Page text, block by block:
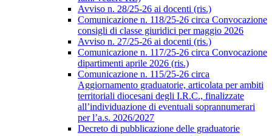
Avviso n. 28/25-26 ai docenti (ris.)
Comunicazione n. 118/25-26 circa Convocazione
consigli di classe giuridici per maggio 2026
Avviso n. 27/25-26 ai docenti (ris.)
Comunicazione n. 117/25-26 circa Convocazione
dipartimenti aprile 2026 (ris.)
Comunicazione n. 115/25-26 circa
Aggiornamento graduatorie, articolata per ambiti
territoriali diocesani degli I.R.C., finalizzate
all’individuazione di eventuali soprannumerari
per l’a.s. 2026/2027
Decreto di pubblicazione delle graduatorie